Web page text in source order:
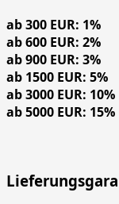
ab 300 EUR: 1%
ab 600 EUR: 2%
ab 900 EUR: 3%
ab 1500 EUR: 5%
ab 3000 EUR: 10%
ab 5000 EUR: 15%